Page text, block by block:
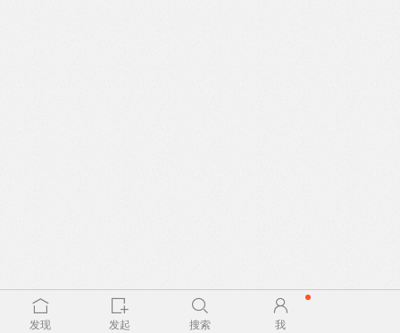
发现 发起 搜索 我